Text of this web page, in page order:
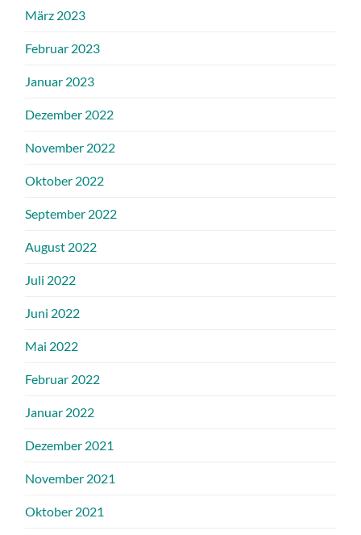
März 2023
Februar 2023
Januar 2023
Dezember 2022
November 2022
Oktober 2022
September 2022
August 2022
Juli 2022
Juni 2022
Mai 2022
Februar 2022
Januar 2022
Dezember 2021
November 2021
Oktober 2021